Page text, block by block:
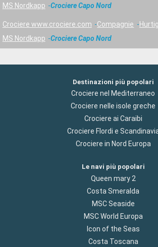
MS Nordkapp
Crociere Capo Nord
Crociere www.crociere.com Compagnie
MS Nordkapp
Crociere Capo Nord
Destinazioni più popolari
Crociere nel Mediterraneo
Crociere nelle isole greche
Crociere ai Caraibi
Crociere Flordi e
Crociere in Nord Europa
Le navi più popolari
Queen mary 2
Costa Smeralda
MSC Seaside
MSC World Europa
Icon of the Seas
Costa Toscana